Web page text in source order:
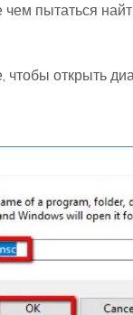
пытаться
открыть